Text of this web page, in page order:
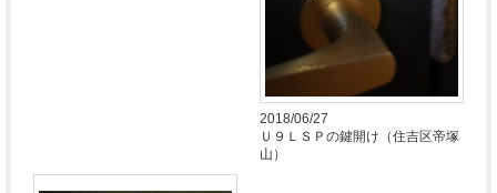
2018/06/27
Ｕ９ＬＳＰの鍵開け（住吉区帝塚
山）